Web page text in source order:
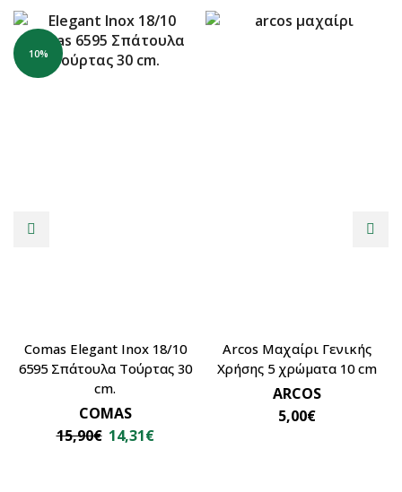
10%
Comas Elegant Inox 18/10
6595 Σπάτουλα Τούρτας 30
cm.
COMAS
15,90€ 14,31€
Arcos Μαχαίρι Γενικής
Χρήσης 5 χρώματα 10 cm
ARCOS
5,00€